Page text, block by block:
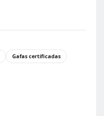
Gafas certificadas